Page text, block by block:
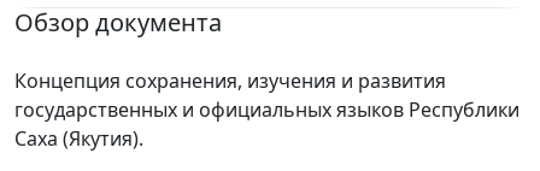
Обзор документа
Концепция сохранения, изучения и развития
государственных и официальных языков Республики
Саха (Якутия).